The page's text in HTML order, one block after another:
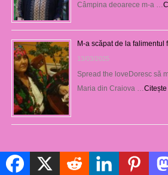
Câmpina deoarece m-a …
M-a scăpat de la falimentul
13/03/2025
Spread the loveDoresc să
Maria din Craiova …
Magia in lume Politică